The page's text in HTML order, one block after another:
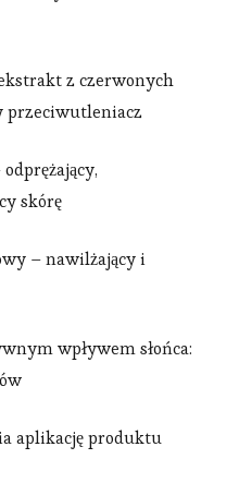
z czerwonych
przeciwutleniacz
skórę
– nawilżający i
wpływem słońca:
aplikację produktu